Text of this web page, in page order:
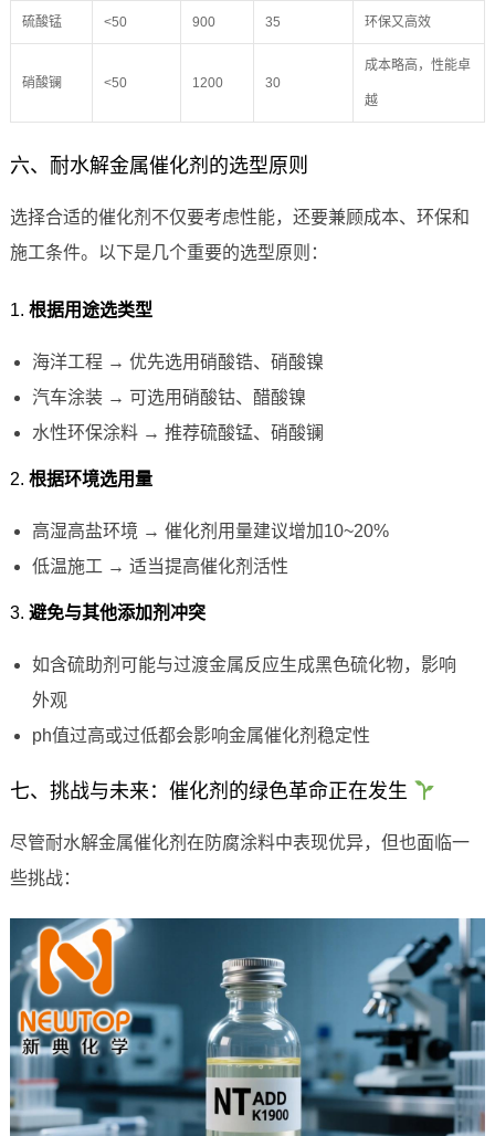
硫酸锰 <50 900 35 环保又高效
硝酸镧 <50 1200 30
成本略高，性能卓
越
六、耐水解金属催化剂的选型原则
选择合适的催化剂不仅要考虑性能，还要兼顾成本、环保和
施工条件。以下是几个重要的选型原则：
1. 根据用途选类型
海洋工程 → 优先选用硝酸锆、硝酸镍
汽车涂装 → 可选用硝酸钴、醋酸镍
水性环保涂料 → 推荐硫酸锰、硝酸镧
2. 根据环境选用量
高湿高盐环境 → 催化剂用量建议增加10~20%
低温施工 → 适当提高催化剂活性
3. 避免与其他添加剂冲突
如含硫助剂可能与过渡金属反应生成黑色硫化物，影响
外观
ph值过高或过低都会影响金属催化剂稳定性
七、挑战与未来：催化剂的绿色革命正在发生
尽管耐水解金属催化剂在防腐涂料中表现优异，但也面临一
些挑战：